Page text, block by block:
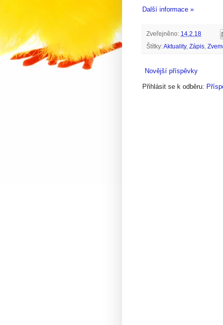
Další informace »
Zveřejněno: 14.2.18
Štítky:Aktuality, Zápis
Novější příspěvky
Přihlásit se k odběru: